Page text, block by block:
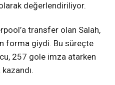
değerlendiriliyor.
transfer olan Salah,
forma giydi. Bu süreçte
257 gole imza atarken